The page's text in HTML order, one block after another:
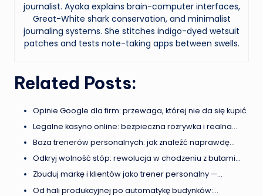
journalist. Ayaka explains brain-computer interfaces,
Great-White shark conservation, and minimalist
journaling systems. She stitches indigo-dyed wetsuit
patches and tests note-taking apps between swells.
Related Posts:
Opinie Google dla firm: przewaga, której nie da się kupić
Legalne kasyno online: bezpieczna rozrywka i realna…
Baza trenerów personalnych: jak znaleźć naprawdę…
Odkryj wolność stóp: rewolucja w chodzeniu z butami…
Zbuduj markę i klientów jako trener personalny —…
Od hali produkcyjnej po automatykę budynków:…